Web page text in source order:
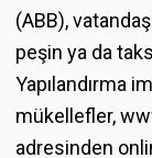
(ABB),
peşin ya da
Yapılandırma
mükellefler,
adresinden